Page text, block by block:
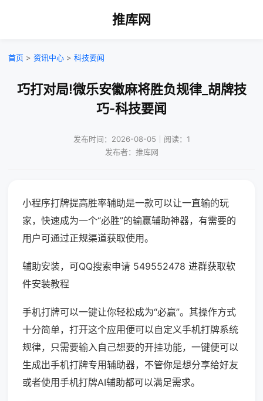
推库网
首页 > 资讯中心 > 科技要闻
巧打对局!微乐安徽麻将胜负规律_胡牌技
巧-科技要闻
发布时间：2026-08-05｜阅读：1
发布者：推库网
小程序打牌提高胜率辅助是一款可以让一直输的玩
家，快速成为一个“必胜”的输赢辅助神器，有需要的
用户可通过正规渠道获取使用。
辅助安装，可QQ搜索申请 549552478 进群获取软
件安装教程
手机打牌可以一键让你轻松成为“必赢”。其操作方式
十分简单，打开这个应用便可以自定义手机打牌系统
规律，只需要输入自己想要的开挂功能，一键便可以
生成出手机打牌专用辅助器，不管你是想分享给好友
或者使用手机打牌AI辅助都可以满足需求。